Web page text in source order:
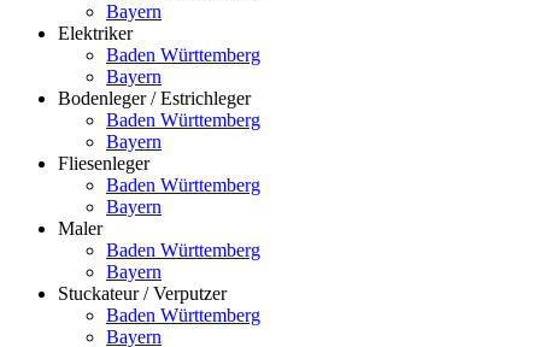
Bayern
Elektriker
Baden Württemberg
Bayern
Bodenleger / Estrichleger
Baden Württemberg
Bayern
Fliesenleger
Baden Württemberg
Bayern
Maler
Baden Württemberg
Bayern
Stuckateur / Verputzer
Baden Württemberg
Bayern